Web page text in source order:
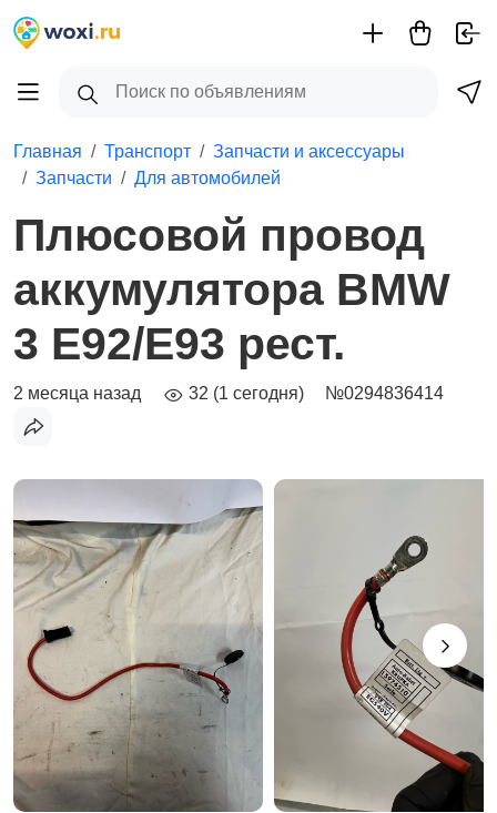
Главная Транспорт
Запчасти и аксессуары
Запчасти
Для автомобилей
Плюсовой провод
аккумулятора BMW
3 E92/E93 рест.
2 месяца назад 32 (1 сегодня) №0294836414